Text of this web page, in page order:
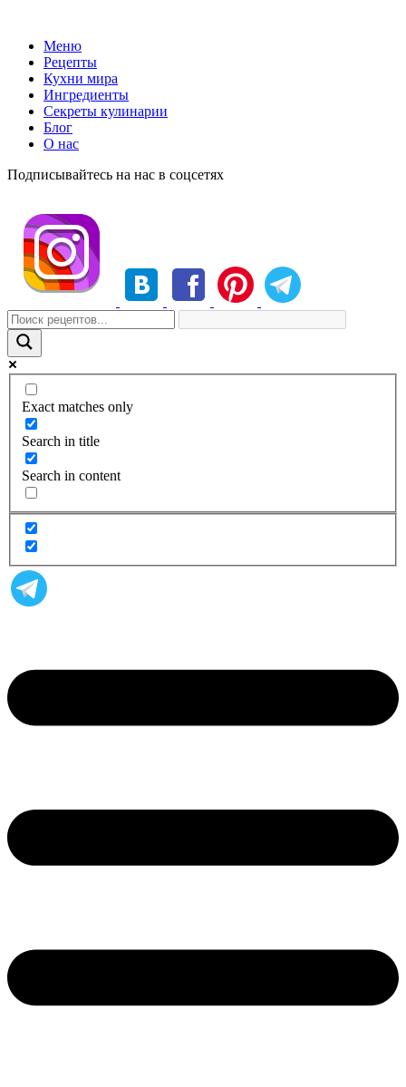
Меню
Рецепты
Кухни мира
Ингредиенты
Секреты кулинарии
Блог
О нас
Подписывайтесь на нас в соцсетях
Exact matches only
Search in title
Search in content